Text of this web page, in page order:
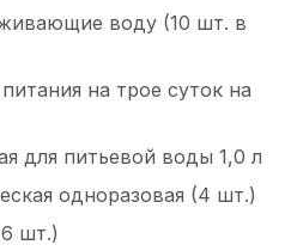
воду (10 шт. в
на трое суток на
для питьевой воды 1,0 л
одноразовая (4 шт.)
шт.)